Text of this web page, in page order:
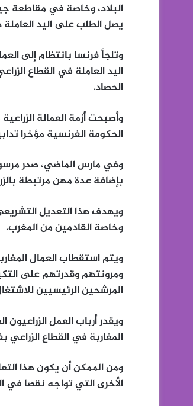
البلاد، وخاصة في مقاطعة
يصل الطلب على اليد العاملة
وتلجأ فرنسا بانتظام إلى
اليد العاملة في القطاع
الحصاد.
وأصبحت أزمة العمالة
الحكومة الفرنسية مؤخرا
وفي مارس الماضي، صدر
بإضافة عدة مهن مرتبطة
ويهدف هذا التعديل
وخاصة القادمين من المغرب.
ويتم استقطاب العمال
ومرونتهم وقدرتهم على
المرشحين الرئيسيين
ويقدر أرباب العمل
المغاربة في القطاع الزراعي
ومن الممكن أن يكون هذا
الأخرى التي تواجه نقصا في